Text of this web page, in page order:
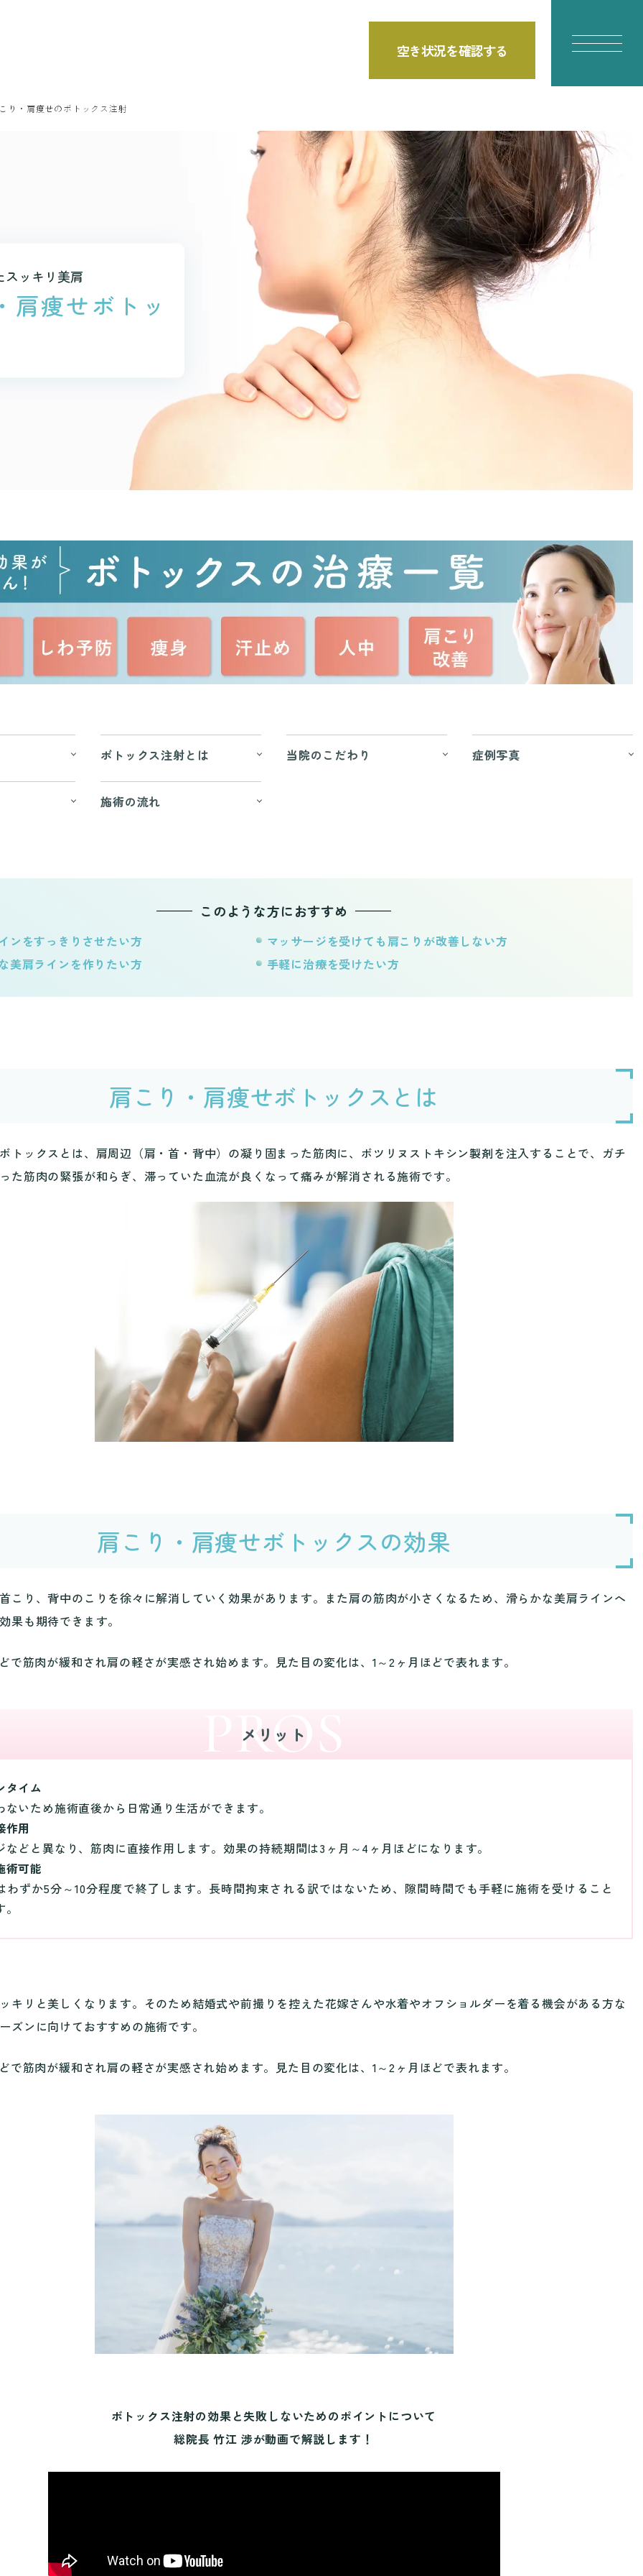
空き状況を確認する
り・肩痩せのボトックス注射
スッキリ美肩
肩痩せボトッ
ボトックス注射とは 当院のこだわり 症例写真
施術の流れ
このような方におすすめ
ンをすっきりさせたい方
マッサージを受けても肩こりが改善しない方
美肩ラインを作りたい方
手軽に治療を受けたい方
肩こり・肩痩せボトックスとは
トックスとは、肩周辺（肩・首・背中）の凝り固まった筋肉に、ボツリヌストキシン製剤を注入することで、ガチ
た筋肉の緊張が和らぎ、滞っていた血流が良くなって痛みが解消される施術です。
肩こり・肩痩せボトックスの効果
こり、背中のこりを徐々に解消していく効果があります。また肩の筋肉が小さくなるため、滑らかな美肩ラインへ
果も期待できます。
で筋肉が緩和され肩の軽さが実感され始めます。見た目の変化は、1～2ヶ月ほどで表れます。
メリット
タイム
ないため施術直後から日常通り生活ができます。
作用
などと異なり、筋肉に直接作用します。効果の持続期間は3ヶ月～4ヶ月ほどになります。
術可能
わずか5分～10分程度で終了します。長時間拘束される訳ではないため、隙間時間でも手軽に施術を受けること
キリと美しくなります。そのため結婚式や前撮りを控えた花嫁さんや水着やオフショルダーを着る機会がある方な
ズンに向けておすすめの施術です。
で筋肉が緩和され肩の軽さが実感され始めます。見た目の変化は、1～2ヶ月ほどで表れます。
ボトックス注射の効果と失敗しないためのポイントについて
総院長 竹江 渉が動画で解説します！